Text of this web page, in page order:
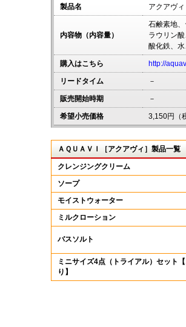
製品名 アクアヴ
内容物（内容量）
石鹸素地
ラウリン
酸化鉄、
購入はこちら http://
リードタイム －
販売開始時期 －
希望小売価格 3,150円（
ＡＱＵＡＶＩ［アクアヴィ］製品一覧
クレンジングクリーム
ソープ
モイストウォーター
ミルクローション
バスソルト
ミニサイズ4点（トライアル）セット
り】